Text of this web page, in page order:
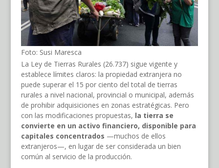
Foto: Susi Maresca
La Ley de Tierras Rurales (26.737) sigue vigente y
establece límites claros: la propiedad extranjera no
puede superar el 15 por ciento del total de tierras
rurales a nivel nacional, provincial o municipal, además
de prohibir adquisiciones en zonas estratégicas. Pero
con las modificaciones propuestas, la tierra se
convierte en un activo financiero, disponible para
capitales concentrados —muchos de ellos
extranjeros—, en lugar de ser considerada un bien
común al servicio de la producción.